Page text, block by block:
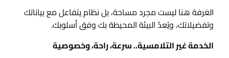
الغرفة هنا ليست مجرد مساحة، بل نظام يتفاعل مع بياناتك
وتفضيلاتك، ويُعدّ البيئة المحيطة بك وفق أسلوبك.
الخدمة غير التلامسية.. سرعة، راحة، وخصوصية